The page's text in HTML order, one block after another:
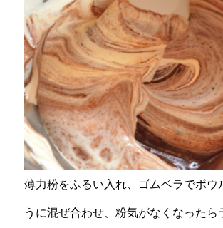
薄力粉をふるい入れ、ゴムベラでボウ
うに混ぜ合わせ、粉気がなくなったら